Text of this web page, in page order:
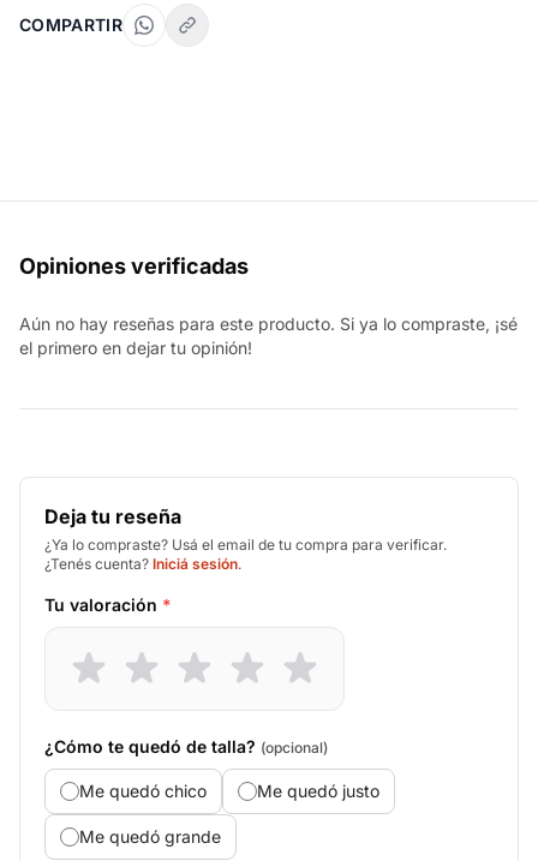
COMPARTIR
Opiniones verificadas
Aún no hay reseñas para este producto. Si ya lo compraste, ¡sé
el primero en dejar tu opinión!
Deja tu reseña
¿Ya lo compraste? Usá el email de tu compra para verificar.
¿Tenés cuenta? Iniciá sesión.
Tu valoración *
¿Cómo te quedó de talla? (opcional)
Me quedó chico Me quedó justo
Me quedó grande